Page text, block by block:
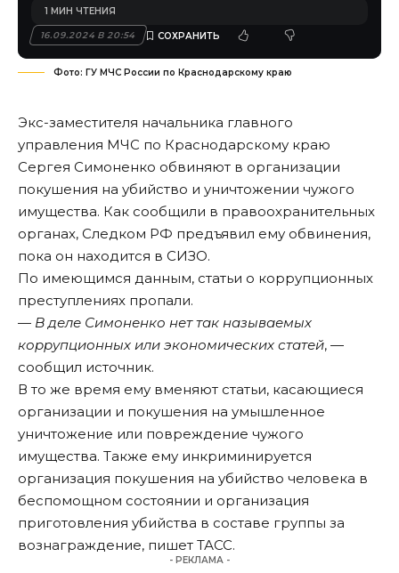
16.09.2024 В 20:54
1 МИН ЧТЕНИЯ
Фото: ГУ МЧС России по Краснодарскому краю
Экс-заместителя начальника главного
управления МЧС по Краснодарскому краю
Сергея Симоненко обвиняют в организации
покушения на убийство и уничтожении чужого
имущества. Как сообщили в правоохранительных
органах, Следком РФ предъявил ему обвинения,
пока он находится в СИЗО.
По имеющимся данным, статьи о коррупционных
преступлениях пропали.
— В деле Симоненко нет так называемых
коррупционных или экономических статей, —
сообщил источник.
В то же время ему вменяют статьи, касающиеся
организации и покушения на умышленное
уничтожение или повреждение чужого
имущества. Также ему инкриминируется
организация покушения на убийство человека в
беспомощном состоянии и организация
приготовления убийства в составе группы за
вознаграждение, пишет ТАСС.
- РЕКЛАМА -